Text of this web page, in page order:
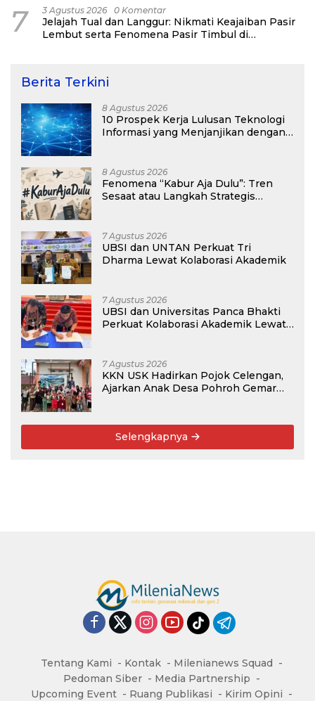
7 3 Agustus 2026 0 Komentar
Jelajah Tual dan Langgur: Nikmati Keajaiban Pasir
Lembut serta Fenomena Pasir Timbul di
Berita Terkini
8 Agustus 2026
10 Prospek Kerja Lulusan Teknologi
Informasi yang Menjanjikan dengan
8 Agustus 2026
Fenomena “Kabur Aja Dulu”: Tren
Sesaat atau Langkah Strategis
7 Agustus 2026
UBSI dan UNTAN Perkuat Tri
Dharma Lewat Kolaborasi Akademik
7 Agustus 2026
UBSI dan Universitas Panca Bhakti
Perkuat Kolaborasi Akademik Lewat
7 Agustus 2026
KKN USK Hadirkan Pojok Celengan,
Ajarkan Anak Desa Pohroh Gemar
Selengkapnya
Tentang Kami Kontak
Milenianews Squad
Pedoman Siber
Media Partnership
Upcoming Event
Ruang Publikasi Kirim Opini